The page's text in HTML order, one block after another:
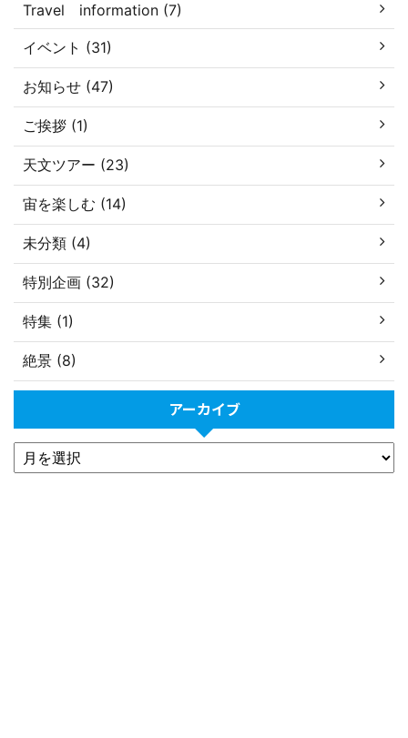
Travel information (7)
イベント (31)
お知らせ (47)
ご挨拶 (1)
天文ツアー (23)
宙を楽しむ (14)
未分類 (4)
特別企画 (32)
特集 (1)
絶景 (8)
アーカイブ